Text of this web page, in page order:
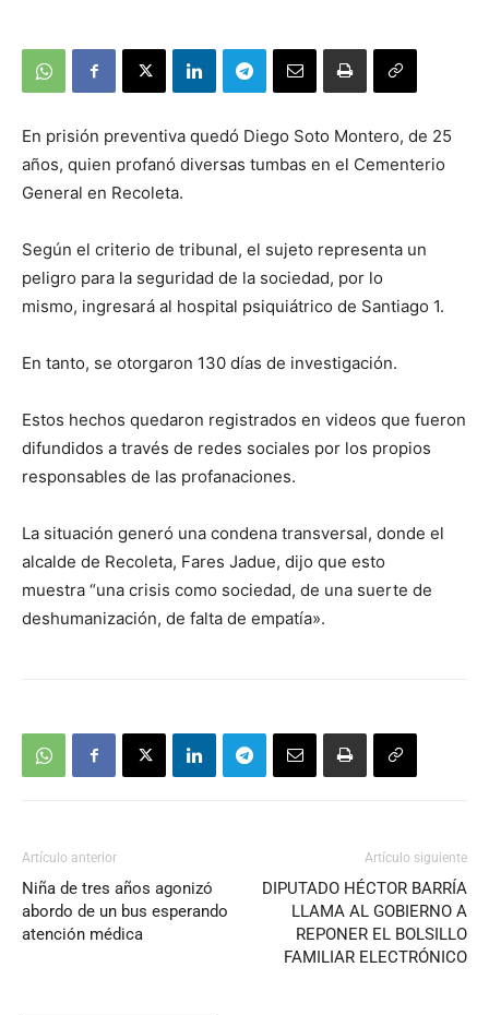
En prisión preventiva quedó Diego Soto Montero, de 25
años, quien profanó diversas tumbas en el Cementerio
General en Recoleta.
Según el criterio de tribunal, el sujeto representa un
peligro para la seguridad de la sociedad, por lo
mismo, ingresará al hospital psiquiátrico de Santiago 1.
En tanto, se otorgaron 130 días de investigación.
Estos hechos quedaron registrados en videos que fueron
difundidos a través de redes sociales por los propios
responsables de las profanaciones.
La situación generó una condena transversal, donde el
alcalde de Recoleta, Fares Jadue, dijo que esto
muestra “una crisis como sociedad, de una suerte de
deshumanización, de falta de empatía».
Artículo anterior
Niña de tres años agonizó
abordo de un bus esperando
atención médica
Artículo siguiente
DIPUTADO HÉCTOR BARRÍA
LLAMA AL GOBIERNO A
REPONER EL BOLSILLO
FAMILIAR ELECTRÓNICO